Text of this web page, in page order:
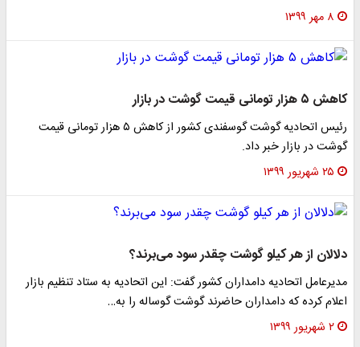
۸ مهر ۱۳۹۹
تومانی قیمت گوشت در بازار
رئیس اتحادیه گوشت گوسفندی کشور از کاهش ۵ هزار تومانی قیمت
در بازار خبر داد.
۲۵ شهریور ۱۳۹۹
از هر کیلو گوشت چقدر سود می‌برند؟
اتحادیه دامداران کشور گفت: این اتحادیه به ستاد تنظیم بازار
کرده که دامداران حاضرند گوشت گوساله را به…
۲ شهریور ۱۳۹۹